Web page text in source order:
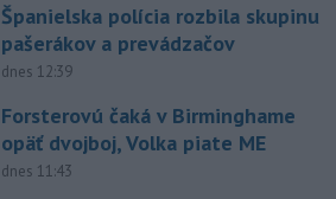
Španielska polícia rozbila skupinu
pašerákov a prevádzačov
dnes 12:39
Forsterovú čaká v Birminghame
opäť dvojboj, Volka piate ME
dnes 11:43